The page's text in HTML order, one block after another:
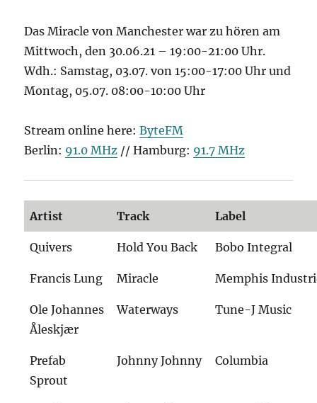
Das Miracle von Manchester war zu hören am
Mittwoch, den 30.06.21 – 19:00-21:00 Uhr.
Wdh.: Samstag, 03.07. von 15:00-17:00 Uhr und
Montag, 05.07. 08:00-10:00 Uhr
Stream online here:ByteFM
Berlin: 91.0 MHz // Hamburg: 91.7 MHz
Artist Track Label
Quivers Hold You Back Bobo Integral
Francis Lung Miracle Memphis
Ole Johannes
Åleskjær
Waterways Tune-J Music
Prefab
Sprout
Johnny Johnny Columbia